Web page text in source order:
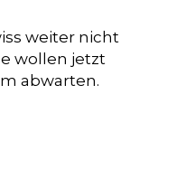
weiter nicht
wollen jetzt
abwarten.